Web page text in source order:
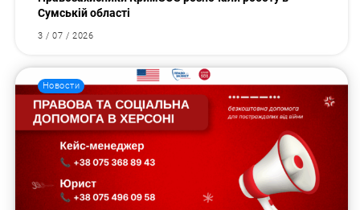
Сумській області
3 / 07 / 2026
Новости